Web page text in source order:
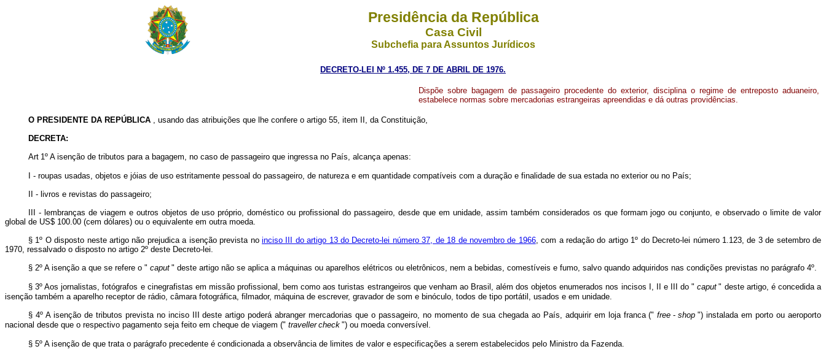
Presidência da República
Casa Civil
Subchefia para Assuntos Jurídicos
DECRETO-LEI Nº 1.455, DE 7 DE ABRIL DE 1976.
Dispõe sobre bagagem de passageiro procedente do exterior, disciplina o regime de entreposto aduaneiro,
estabelece normas sobre mercadorias estrangeiras apreendidas e dá outras providências.
O PRESIDENTE DA REPÚBLICA , usando das atribuições que lhe confere o artigo 55, item II, da Constituição,
DECRETA:
Art 1º A isenção de tributos para a bagagem, no caso de passageiro que ingressa no País, alcança apenas:
I - roupas usadas, objetos e jóias de uso estritamente pessoal do passageiro, de natureza e em quantidade compatíveis com a duração e finalidade de sua estada no exterior ou no País;
II - livros e revistas do passageiro;
III - lembranças de viagem e outros objetos de uso próprio, doméstico ou profissional do passageiro, desde que em unidade, assim também considerados os que formam jogo ou conjunto, e observado o limite de valor
global de US$ 100.00 (cem dólares) ou o equivalente em outra moeda.
§ 1º O disposto neste artigo não prejudica a isenção prevista no inciso III do artigo 13 do Decreto-lei número 37, de 18 de novembro de 1966, com a redação do artigo 1º do Decreto-lei número 1.123, de 3 de setembro de
1970, ressalvado o disposto no artigo 2º deste Decreto-lei.
§ 2º A isenção a que se refere o " caput " deste artigo não se aplica a máquinas ou aparelhos elétricos ou eletrônicos, nem a bebidas, comestíveis e fumo, salvo quando adquiridos nas condições previstas no parágrafo 4º.
§ 3º Aos jornalistas, fotógrafos e cinegrafistas em missão profissional, bem como aos turistas estrangeiros que venham ao Brasil, além dos objetos enumerados nos incisos I, II e III do "caput " deste artigo, é concedida a
isenção também a aparelho receptor de rádio, câmara fotográfica, filmador, máquina de escrever, gravador de som e binóculo, todos de tipo portátil, usados e em unidade.
§ 4º A isenção de tributos prevista no inciso III deste artigo poderá abranger mercadorias que o passageiro, no momento de sua chegada ao País, adquirir em loja franca ("free - shop ") instalada em porto ou aeroporto
nacional desde que o respectivo pagamento seja feito em cheque de viagem (" traveller check ") ou moeda conversível.
§ 5º A isenção de que trata o parágrafo precedente é condicionada a observância de limites de valor e especificações a serem estabelecidos pelo Ministro da Fazenda.